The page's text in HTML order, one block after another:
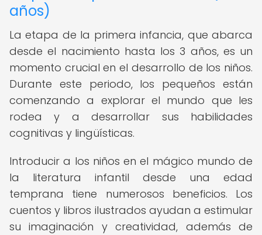
años)
La etapa de la primera infancia, que abarca
desde el nacimiento hasta los 3 años, es un
momento crucial en el desarrollo de los niños.
Durante este periodo, los pequeños están
comenzando a explorar el mundo que les
rodea y a desarrollar sus habilidades
cognitivas y lingüísticas.
Introducir a los niños en el mágico mundo de
la literatura infantil desde una edad
temprana tiene numerosos beneficios. Los
cuentos y libros ilustrados ayudan a estimular
su imaginación y creatividad, además de